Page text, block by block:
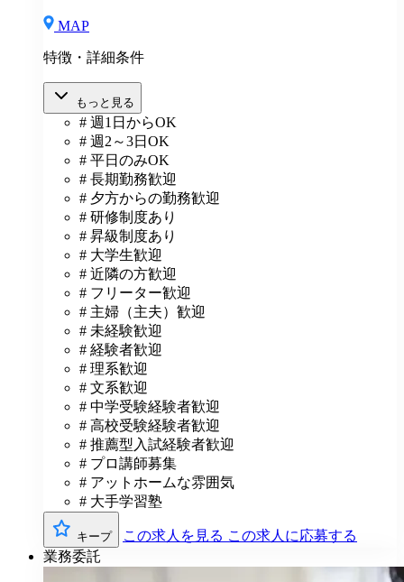
MAP
特徴・詳細条件
もっと見る
# 週1日からOK
# 週2～3日OK
# 平日のみOK
# 長期勤務歓迎
# 夕方からの勤務歓迎
# 研修制度あり
# 昇級制度あり
# 大学生歓迎
# 近隣の方歓迎
# フリーター歓迎
# 主婦（主夫）歓迎
# 未経験歓迎
# 経験者歓迎
# 理系歓迎
# 文系歓迎
# 中学受験経験者歓迎
# 高校受験経験者歓迎
# 推薦型入試経験者歓迎
# プロ講師募集
# アットホームな雰囲気
# 大手学習塾
キープ この求人を見る この求人に応募する
業務委託